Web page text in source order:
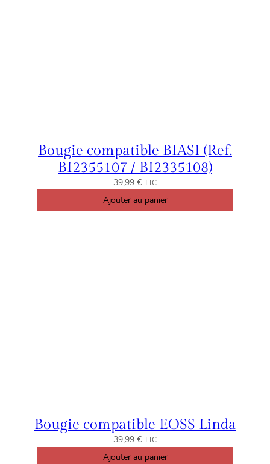
Bougie compatible BIASI (Ref.
BI2355107 / BI2335108)
39,99 € TTC
Ajouter au panier
Bougie compatible EOSS Linda
39,99 € TTC
Ajouter au panier